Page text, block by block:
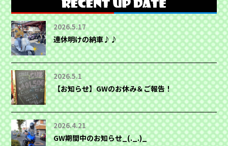
2026.5.17
連休明けの納車♪♪
2026.5.1
【お知らせ】GWのお休み＆ご報告！
2026.4.21
GW期間中のお知らせ_(._.)_